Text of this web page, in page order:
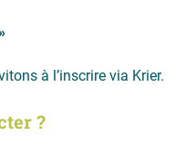
à l’inscrire via Krier.
?